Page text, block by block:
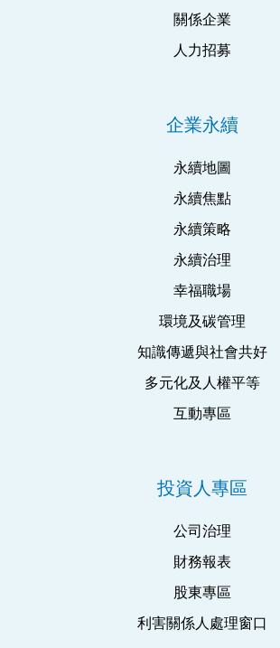
關係企業
人力招募
企業永續
永續地圖
永續焦點
永續策略
永續治理
幸福職場
環境及碳管理
知識傳遞與社會共好
多元化及人權平等
互動專區
投資人專區
公司治理
財務報表
股東專區
利害關係人處理窗口